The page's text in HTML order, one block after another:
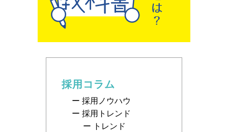
採用コラム
採用ノウハウ
採用トレンド
トレンド